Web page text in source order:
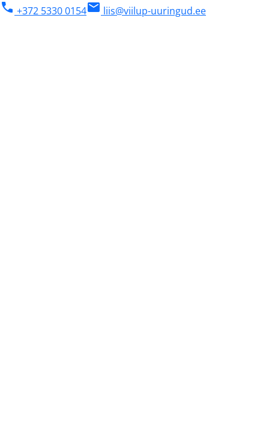
phone +372 5330 0154mail liis@viilup-uuringud.ee